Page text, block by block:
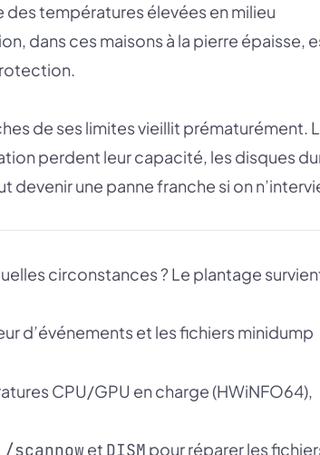
températures élevées en milieu
dans ces maisons à la pierre épaisse,
de ses limites vieillit prématurément.
perdent leur capacité, les disques
une panne franche si on
circonstances ? Le plantage
d’événements et les fichiers minidump
CPU/GPU en charge (HWiNFO64),
et DISM pour réparer les